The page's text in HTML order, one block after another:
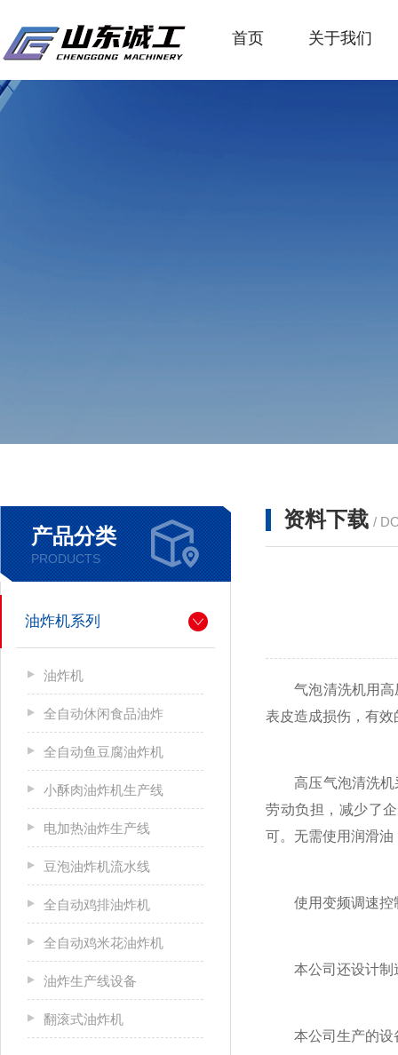
首页 关于我们
产品分类
PRODUCTS
油炸机系列
油炸机
全自动休闲食品油炸
全自动鱼豆腐油炸机
小酥肉油炸机生产线
电加热油炸生产线
豆泡油炸机流水线
全自动鸡排油炸机
全自动鸡米花油炸机
油炸生产线设备
翻滚式油炸机
资料下载 /
气泡清洗机用高压
表皮造成损伤，有
高压气泡清洗机采
劳动负担，减少了
可。无需使用润滑
使用变频调速控制
本公司还设计制造
本公司生产的设备